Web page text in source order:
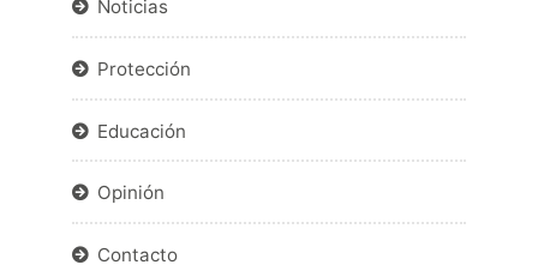
Noticias
Protección
Educación
Opinión
Contacto